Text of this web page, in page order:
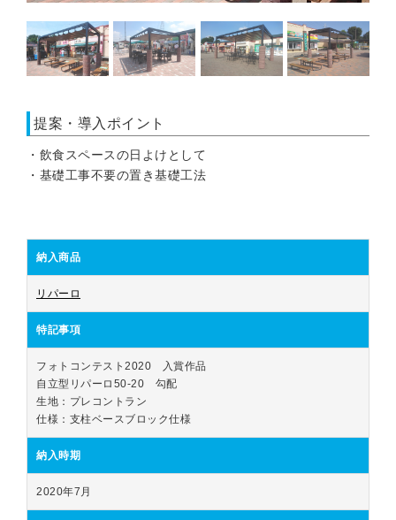
提案・導入ポイント
・飲食スペースの日よけとして
・基礎工事不要の置き基礎工法
納入商品
リパーロ
特記事項
フォトコンテスト2020　入賞作品
自立型リパーロ50-20　勾配
生地：プレコントラン
仕様：支柱ベースブロック仕様
納入時期
2020年7月